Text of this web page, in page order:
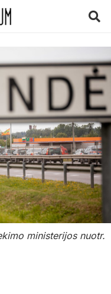
ministerijos nuotr.